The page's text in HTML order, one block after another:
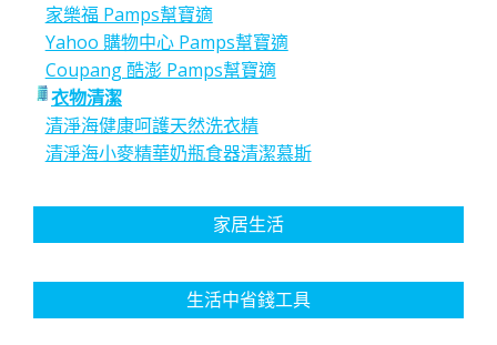
家樂福 Pamps幫寶適
Yahoo 購物中心 Pamps幫寶適
Coupang 酷澎 Pamps幫寶適
衣物清潔
清淨海健康呵護天然洗衣精
清淨海小麥精華奶瓶食器清潔慕斯
家居生活
生活中省錢工具